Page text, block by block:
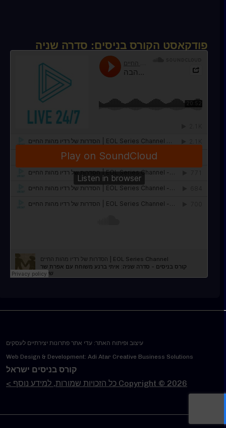
פודקאסט הקורס בניסים: סדרה שניה
עיצוב ופיתוח האתר: עדי אתר פתרונות יצירתיים לעסקים
Web Design & Development: Adi Atar Creative Business Solutions
קורס בניסים ישראל
Copyright © 2026 כל הזכויות שמורות, למידע נוסף >